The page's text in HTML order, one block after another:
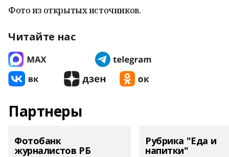
Фото из открытых источников.
Читайте нас
Партнеры
Фотобанк
журналистов РБ
Рубрика "Еда и
напитки"